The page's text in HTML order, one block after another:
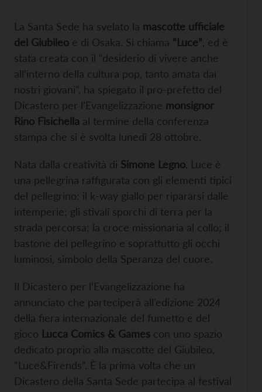
La Santa Sede ha svelato la mascotte ufficiale
del Giubileo e di Osaka. Si chiama “Luce” , ed è
stata creata con il “desiderio di vivere anche
all’interno della cultura pop, tanto amata dai
nostri giovani”, ha spiegato il pro-prefetto del
Dicastero per l’Evangelizzazione monsignor
Rino Fisichella al termine della conferenza
stampa che si è svolta lunedì 28 ottobre.
Nata dalla creatività di Simone Legno , Luce è
una pellegrina raffigurata con gli elementi tipici
del pellegrino: il k-way giallo per ripararsi dalle
intemperie; gli stivali sporchi di terra per la
strada percorsa; la croce missionaria al collo; il
bastone del pellegrino e soprattutto gli occhi
luminosi, simbolo della Speranza del cuore.
Il Dicastero per l’Evangelizzazione ha
annunciato che parteciperà all’edizione 2024
della fiera internazionale del fumetto e del
gioco Lucca Comics & Games con uno spazio
dedicato proprio alla mascotte del Giubileo,
“Luce&Firends”. È la prima volta che un
Dicastero della Santa Sede partecipa al festival